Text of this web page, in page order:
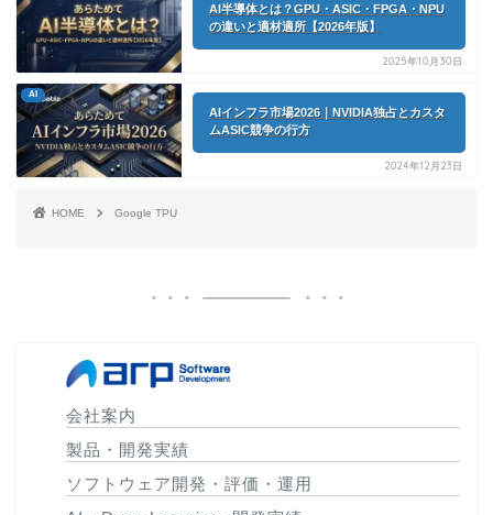
AI半導体とは？GPU・ASIC・FPGA・NPU
の違いと適材適所【2026年版】
2025年10月30日
AI
AIインフラ市場2026｜NVIDIA独占とカスタ
ムASIC競争の行方
2024年12月23日
HOME Google TPU
会社案内
製品・開発実績
ソフトウェア開発・評価・運用